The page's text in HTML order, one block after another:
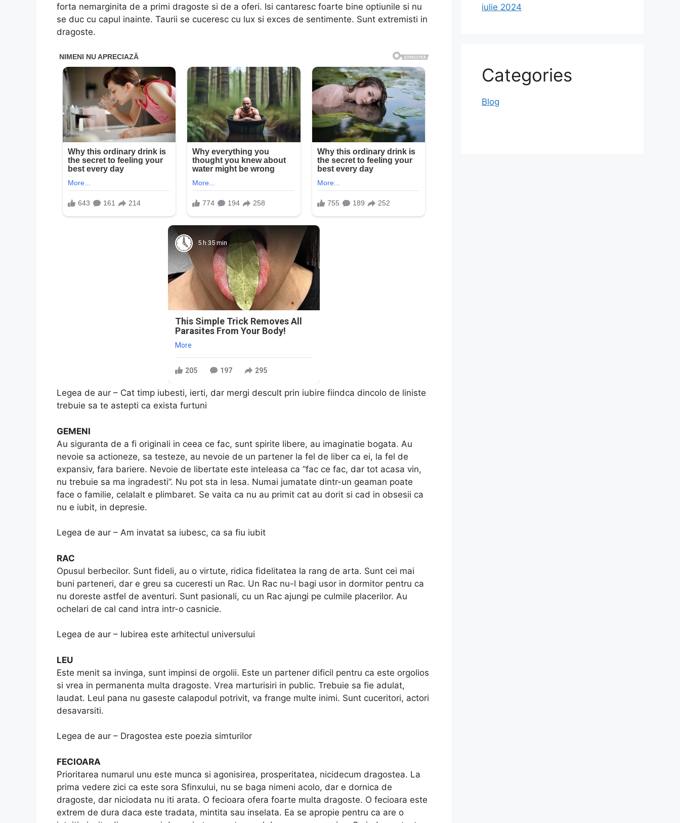
forta nemarginita de a primi dragoste si de a oferi. Isi cantaresc foarte bine optiunile si nu
se duc cu capul inainte. Taurii se cuceresc cu lux si exces de sentimente. Sunt extremisti in
dragoste.
5 h 35 min
This Simple Trick Removes All
Parasites From Your Body!
More
205 197 295
Legea de aur – Cat timp iubesti, ierti, dar mergi descult prin iubire fiindca dincolo de liniste
trebuie sa te astepti ca exista furtuni
GEMENI
Au siguranta de a fi originali in ceea ce fac, sunt spirite libere, au imaginatie bogata. Au
nevoie sa actioneze, sa testeze, au nevoie de un partener la fel de liber ca ei, la fel de
expansiv, fara bariere. Nevoie de libertate este inteleasa ca ”fac ce fac, dar tot acasa vin,
nu trebuie sa ma ingradesti”. Nu pot sta in lesa. Numai jumatate dintr-un geaman poate
face o familie, celalalt e plimbaret. Se vaita ca nu au primit cat au dorit si cad in obsesii ca
nu e iubit, in depresie.
Legea de aur – Am invatat sa iubesc, ca sa fiu iubit
RAC
Opusul berbecilor. Sunt fideli, au o virtute, ridica fidelitatea la rang de arta. Sunt cei mai
buni parteneri, dar e greu sa cuceresti un Rac. Un Rac nu-l bagi usor in dormitor pentru ca
nu doreste astfel de aventuri. Sunt pasionali, cu un Rac ajungi pe culmile placerilor. Au
ochelari de cal cand intra intr-o casnicie.
Legea de aur – Iubirea este arhitectul universului
LEU
Este menit sa invinga, sunt impinsi de orgolii. Este un partener dificil pentru ca este orgolios
si vrea in permanenta multa dragoste. Vrea marturisiri in public. Trebuie sa fie adulat,
laudat. Leul pana nu gaseste calapodul potrivit, va frange multe inimi. Sunt cuceritori, actori
desavarsiti.
Legea de aur – Dragostea este poezia simturilor
FECIOARA
Prioritarea numarul unu este munca si agonisirea, prosperitatea, nicidecum dragostea. La
prima vedere zici ca este sora Sfinxului, nu se baga nimeni acolo, dar e dornica de
dragoste, dar niciodata nu iti arata. O fecioara ofera foarte multa dragoste. O fecioara este
extrem de dura daca este tradata, mintita sau inselata. Ea se apropie pentru ca are o
iulie 2024
Categories
Blog